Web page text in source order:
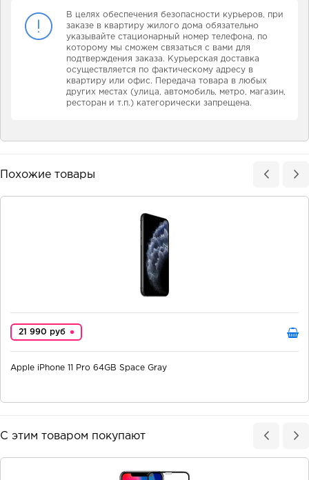
В целях обеспечения безопасности курьеров, при
заказе в квартиру жилого дома обязательно
указывайте стационарный номер телефона, по
которому мы сможем связаться с вами для
подтверждения заказа. Курьерская доставка
осуществляется по фактическому адресу в
квартиру или офис. Передача товара в любых
других местах (улица, автомобиль, метро, магазин,
ресторан и т.п.) категорически запрещена.
Похожие товары
21 990 руб
Apple iPhone 11 Pro 64GB Space Gray
С этим товаром покупают